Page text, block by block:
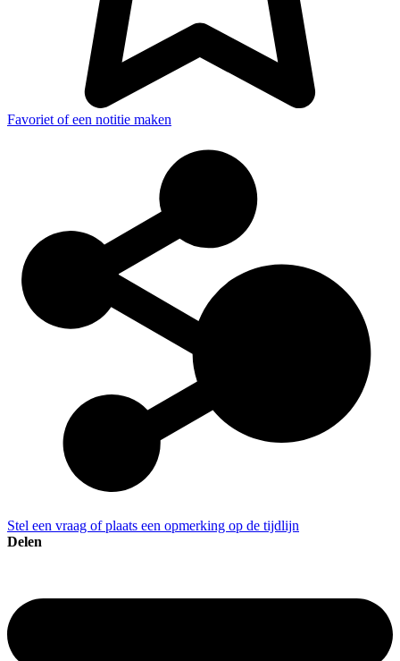
Favoriet of een notitie maken
Stel een vraag of plaats een opmerking op de tijdlijn
Delen